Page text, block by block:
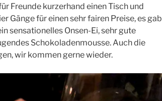
Freunde kurzerhand einen Tisch und
Gänge für einen sehr fairen Preise, es gab
sensationelles Onsen-Ei, sehr gute
Schokoladenmousse. Auch die
wir kommen gerne wieder.